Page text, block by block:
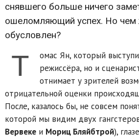
снявшего больше ничего
ошеломляющий успех. Но чем
обусловлен?
Т
омас Ян, который
режиссёра, но и
отнимает у зрителей
отрицательной оценки
После, казалось бы, не совсем
которой мы видим двух
Вервеке и Мориц Бляйбтрой),